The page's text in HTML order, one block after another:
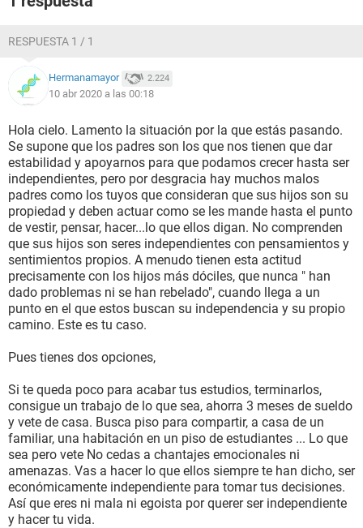
una mala persona, al contrario es una persona que trabaja
terminar la carrera, también les cuesta ver que en general
beso de pico pues para ellos eso solo es de esposo y habla
mal de mi como mujer, sobretodo a mi madre que es
espirituales, yo no comparto su religión y por ello
usualmente ellas le dicen que soy rebelde y estoy dejando
que el diablo maneje mi vida porque eso desencadena que
este en conflicto conmigo constantemente; por el tema del
trabajo cuando he tenido entrevistas o algo similar ellos me
han prohibido ir porque no quieren que yo trabaje ahora pero
siempre que discutimos ellos me echan en cara que no soy
independiente económicamente y por ello mi voz no tiene
importancia para ellos, en sus palabras "no soy nadie por no
ganar un peso propio", ante esto mi novio me apoyo
dándome trabajo en un pequeño negocio que tiene para que
no tuviera que buscar o md desenfocara de la escuela, no es
mucha la paga pero es mi esfuerzo 100% pero a mis padres
A veces tengo demasiada presión encima con la escuela,
pero debo escuchar, no tengo libertad de disponer de mi
tiempo pues dependo mucho de lo mis padres me pidan
hacer, sino hago algo que quieren soy una persona
irresponsable y malagradecida, si me ven dándole un beso a
mi novio soy inmoral y sin vergüenza y si hablo de como me
siento soy la mala porque los hiero al decirles que no me
siento bien en casa.
Nunca me ha gustado estar en mi casa, siempre he tratado
de que mis escuelas se encuentre lejos solo para pasar mas
RESPUESTA 1 / 1
Hermanamayor 2.224
10 abr 2020 a las 00:18
Hola cielo. Lamento la situación por la que estás pasando.
Se supone que los padres son los que nos tienen que dar
estabilidad y apoyarnos para que podamos crecer hasta ser
independientes, pero por desgracia hay muchos malos
padres como los tuyos que consideran que sus hijos son su
propiedad y deben actuar como se les mande hasta el punto
de vestir, pensar, hacer...lo que ellos digan. No comprenden
que sus hijos son seres independientes con pensamientos y
sentimientos propios. A menudo tienen esta actitud
precisamente con los hijos más dóciles, que nunca " han
dado problemas ni se han rebelado", cuando llega a un
punto en el que estos buscan su independencia y su propio
camino. Este es tu caso.
Pues tienes dos opciones,
Si te queda poco para acabar tus estudios, terminarlos,
consigue un trabajo de lo que sea, ahorra 3 meses de sueldo
y vete de casa. Busca piso para compartir, a casa de un
familiar, una habitación en un piso de estudiantes ... Lo que
sea pero vete No cedas a chantajes emocionales ni
amenazas. Vas a hacer lo que ellos siempre te han dicho, ser
económicamente independiente para tomar tus decisiones.
Así que eres ni mala ni egoista por querer ser independiente
y hacer tu vida.